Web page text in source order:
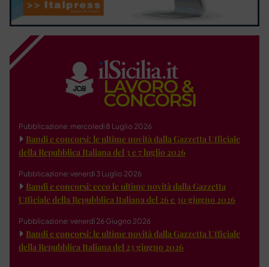
Pubblicazione: mercoledì 8 Luglio 2026
Bandi e concorsi: le ultime novità dalla Gazzetta Ufficiale
della Repubblica Italiana del 3 e 7 luglio 2026
Pubblicazione: venerdì 3 Luglio 2026
Bandi e concorsi: ecco le ultime novità dalla Gazzetta
Ufficiale della Repubblica Italiana del 26 e 30 giugno 2026
Pubblicazione: venerdì 26 Giugno 2026
Bandi e concorsi: le ultime novità dalla Gazzetta Ufficiale
della Repubblica Italiana del 23 giugno 2026